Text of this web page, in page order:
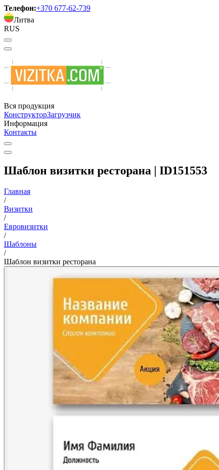
Телефон:+370 677-62-739
Литва
RUS
Вся продукция
КонструкторЗагрузчик
Информация
Контакты
Шаблон визитки ресторана | ID151553
Главная
/
Визитки
/
Евровизитки
/
Шаблоны
/
Шаблон визитки ресторана